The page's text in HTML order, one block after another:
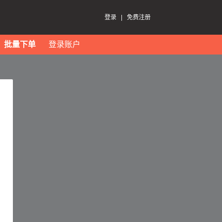
登录 免费注册
批量下单 登录账户